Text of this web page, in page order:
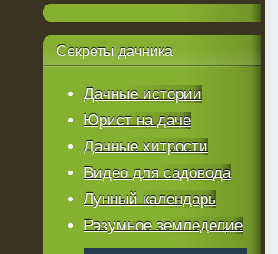
Секреты дачника
Дачные истории
Юрист на даче
Дачные хитрости
Видео для садовода
Лунный календарь
Разумное земледелие